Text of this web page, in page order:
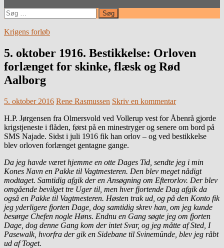
Søg
efter:
Krigens forløb
5. oktober 1916. Bestikkelse: Orloven
forlænget for skinke, flæsk og Rød
Aalborg
5. oktober 2016 Rene Rasmussen Skriv en kommentar
H.P. Jørgensen fra Olmersvold ved Vollerup vest for Åbenrå gjorde
krigstjeneste i flåden, først på en minestryger og senere om bord på
SMS Najade. Sidst i juli 1916 fik han orlov – og ved bestikkelse
blev orloven forlænget gentagne gange.
Da jeg havde været hjemme en otte Dages Tid, sendte jeg i min
Kones Navn en Pakke til Vagtmesteren. Den blev meget nådigt
modtaget. Samtidig afgik der en Ansøgning om Efterorlov. Der blev
omgående bevilget tre Uger til, men hver fjortende Dag afgik da
også en Pakke til Vagtmesteren. Høsten trak ud, og på den Konto fik
jeg yderligere fjorten Dage, dog samtidig skrev han, om jeg kunde
besørge Chefen nogle Høns. Endnu en Gang søgte jeg om fjorten
Dage, dog denne Gang kom der intet Svar, og jeg måtte af Sted, I
Pasewalk, hvorfra der gik en Sidebane til Svinemünde, blev jeg råbt
ud af Toget.